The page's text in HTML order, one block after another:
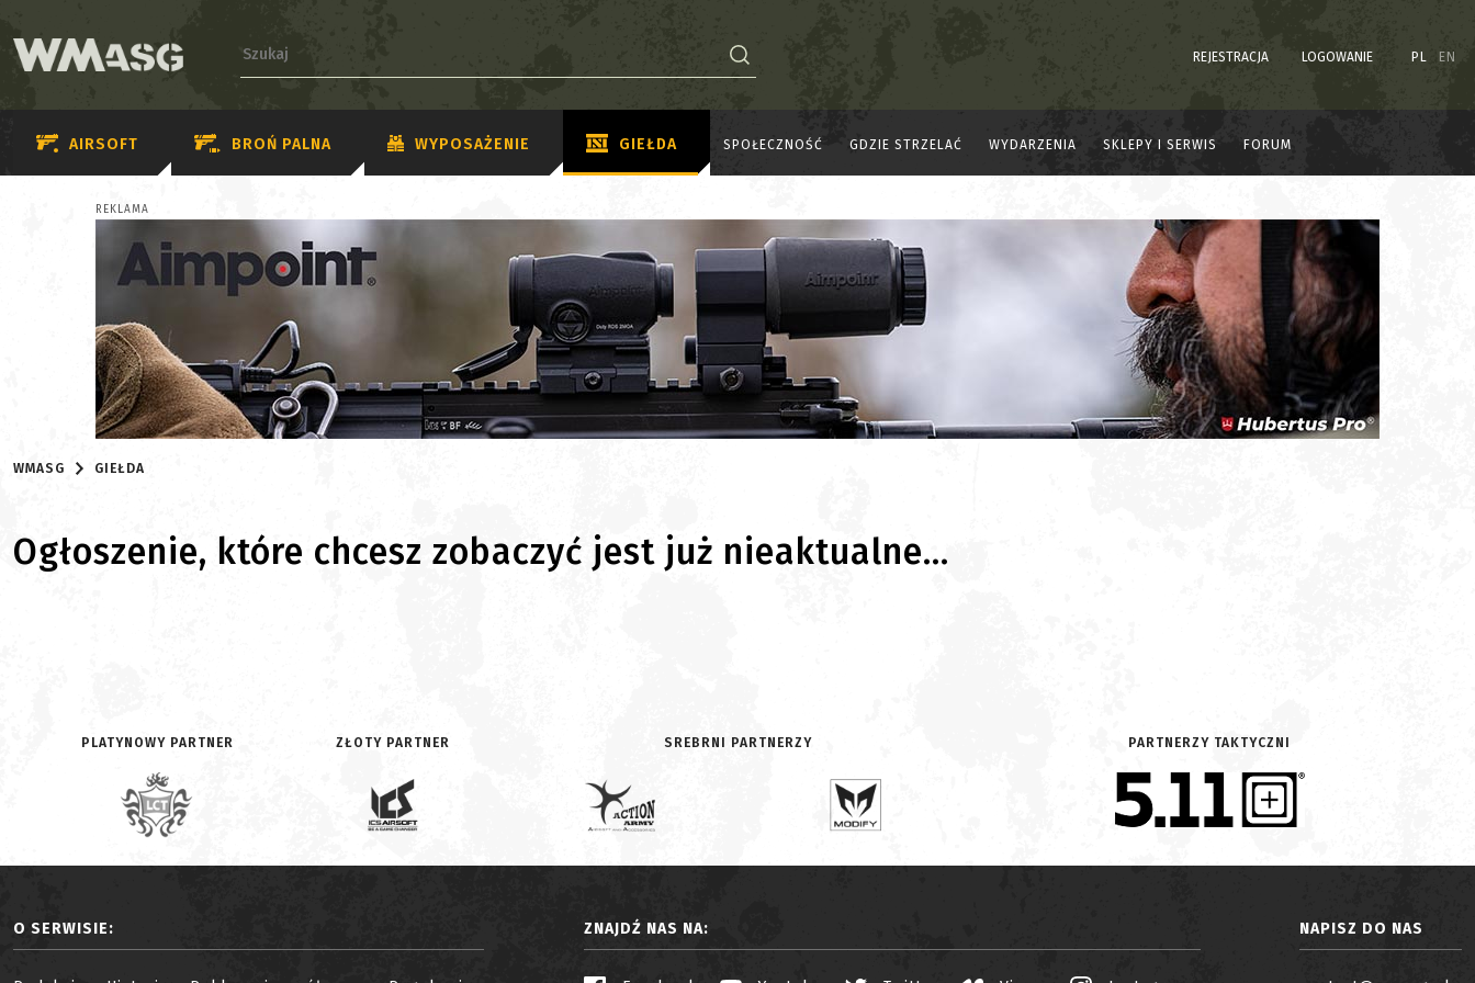
REJESTRACJA LOGOWANIE PL EN
AIRSOFT BROŃ PALNA WYPOSAŻENIE GIEŁDA SPOŁECZNOŚĆ GDZIE STRZELAĆ WYDARZENIA SKLEPY I SERWIS FORUM
REKLAMA
WMASG GIEŁDA
Ogłoszenie, które chcesz zobaczyć jest już nieaktualne...
PLATYNOWY PARTNER ZŁOTY PARTNER SREBRNI PARTNERZY PARTNERZY TAKTYCZNI
O SERWISIE: ZNAJDŹ NAS NA: NAPISZ DO NAS